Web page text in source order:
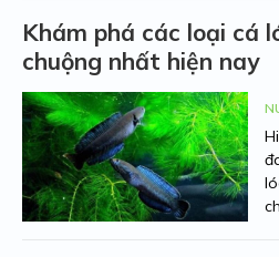
Khám phá các loại cá
chuộng nhất hiện nay